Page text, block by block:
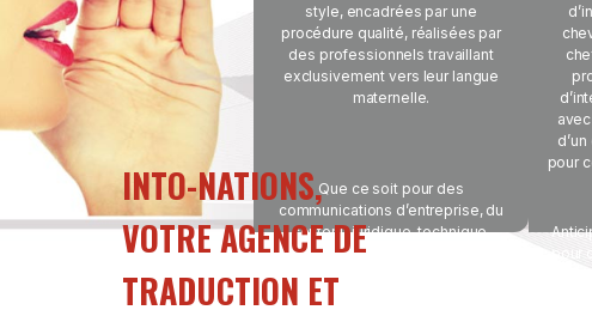
style, encadrées par une
procédure qualité, réalisées par
des professionnels travaillant
exclusivement vers leur langue
maternelle.
Que ce soit pour des
communications d’entreprise, du
contenu juridique, technique,
financier, ou pour la localisation de
sites web, nous nous engageons
à des traductions qui renforcent
pour
INTO-NATIONS,
VOTRE AGENCE DE
TRADUCTION ET